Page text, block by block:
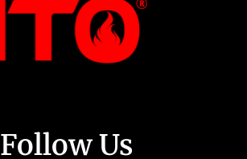
Follow Us